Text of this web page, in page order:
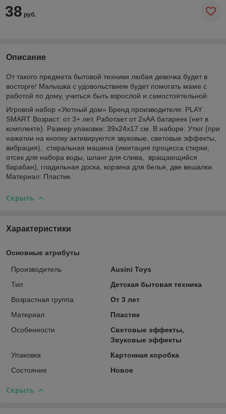
38 руб.
Описание
От такого предмета бытовой техники любая девочка будет в
восторге! Малышка с удовольствием будет помогать маме с
работой по дому, учиться быть взрослой и самостоятельной.
Игровой набор «Уютный дом» Бренд производителя: PLAY
SMART Возраст: от 3+ лет. Работает от 2xАА батареек (нет в
комплекте). Размер упаковки: 39x24x17 см. В наборе: Утюг (при
нажатии на кнопку активируются звуковые, световые эффекты,
вибрация), стиральная машина (имитация процесса стирки,
отсек для набора воды, шланг для слива, вращающийся
барабан), гладильная доска, корзина для белья, две вешалки.
Материал: Пластик.
Скрыть
Характеристики
Основные атрибуты
Производитель
Ausini Toys
Тип
Детская бытовая техника
Возрастная группа
От 3 лет
Материал
Пластик
Особенности
Световые эффекты,
Звуковые эффекты
Упаковка
Картонная коробка
Состояние
Новое
Скрыть